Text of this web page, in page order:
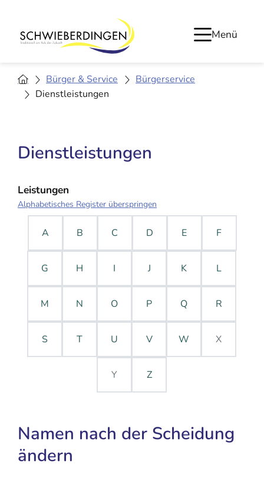
Menü
Bürger & Service
Bürgerservice
Dienstleistungen
Dienstleistungen
Leistungen
Alphabetisches Register überspringen
A B C D E F
G H I J K L
M N O P Q R
S T U V W X
Y Z
Namen nach der Scheidung
ändern